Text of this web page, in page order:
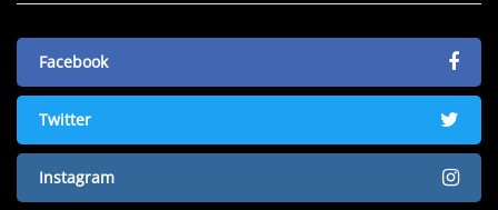
Facebook
Twitter
Instagram